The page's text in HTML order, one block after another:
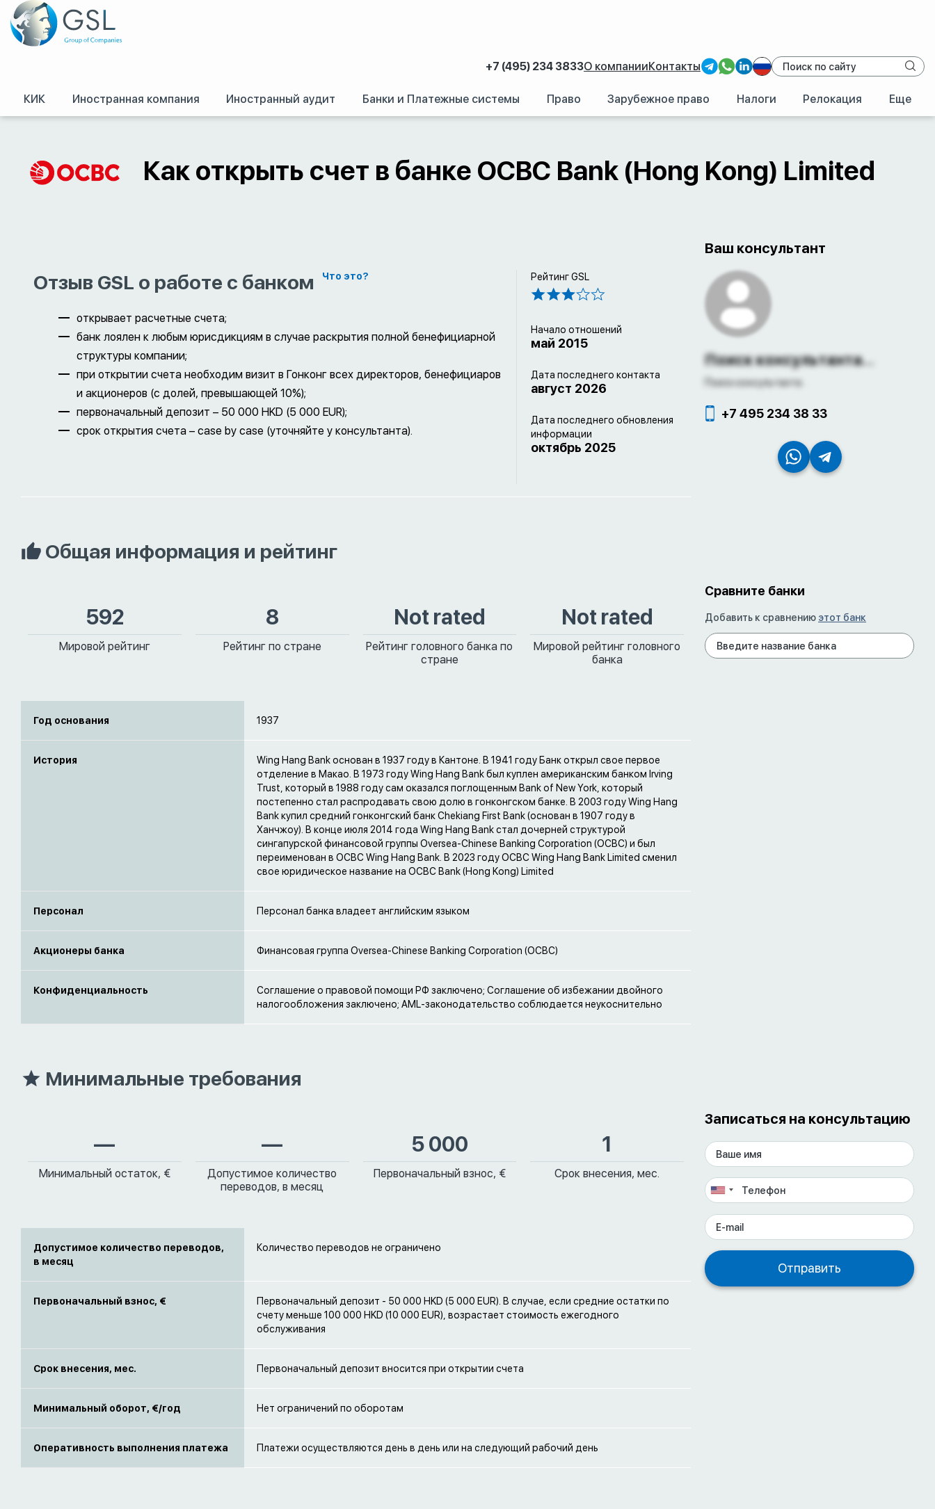
+7 (495) 234 3833О компанииКонтакты
КИК Иностранная компания Иностранный аудит Банки и Платежные системы Право Зарубежное право Налоги Релокация Еще
GSL/Оффшоры и международное право. Регистрация оффшорных компаний. Счет в иностранном банке: Как открыть банковский счет за рубежом/Гонконг/OCBC Bank (Hong Kong) Limited
Как открыть счет в банке OCBC Bank (Hong Kong) Limited
Отзыв GSL о работе с банком Что это?
открывает расчетные счета;
банк лоялен к любым юрисдикциям в случае раскрытия полной бенефициарной
структуры компании;
при открытии счета необходим визит в Гонконг всех директоров, бенефициаров
и акционеров (с долей, превышающей 10%);
первоначальный депозит – 50 000 HKD (5 000 EUR);
срок открытия счета – case by case (уточняйте у консультанта).
Рейтинг GSL
Начало отношений
май 2015
Дата последнего контакта
август 2026
Дата последнего обновления
информации
октябрь 2025
Ваш консультант
Поиск консультанта...
Поиск консультанта...
+7 495 234 38 33
Общая информация и рейтинг
592
Мировой рейтинг
8
Рейтинг по стране
Not rated
Рейтинг головного банка по
стране
Not rated
Мировой рейтинг головного
банка
Год основания 1937
История
Wing Hang Bank основан в 1937 году в Кантоне. В 1941 году Банк открыл свое первое
отделение в Макао. В 1973 году Wing Hang Bank был куплен американским банком Irving
Trust, который в 1988 году сам оказался поглощенным Bank of New York, который
постепенно стал распродавать свою долю в гонконгском банке. В 2003 году Wing Hang
Bank купил средний гонконгский банк Chekiang First Bank (основан в 1907 году в
Ханчжоу). В конце июля 2014 года Wing Hang Bank стал дочерней структурой
сингапурской финансовой группы Oversea-Chinese Banking Corporation (OCBC) и был
переименован в OCBC Wing Hang Bank. В 2023 году OCBC Wing Hang Bank Limited сменил
свое юридическое название на OCBC Bank (Hong Kong) Limited
Персонал Персонал банка владеет английским языком
Акционеры банка Финансовая группа Oversea-Chinese Banking Corporation (OCBC)
Конфиденциальность
Соглашение о правовой помощи РФ заключено; Соглашение об избежании двойного
налогообложения заключено; AML-законодательство соблюдается неукоснительно
Сравните банки
Добавить к сравнению этот банк
Минимальные требования
—
Минимальный остаток, €
—
Допустимое количество
переводов, в месяц
5 000
Первоначальный взнос, €
1
Срок внесения, мес.
Допустимое количество переводов,
в месяц
Количество переводов не ограничено
Первоначальный взнос, €
Первоначальный депозит - 50 000 HKD (5 000 EUR). В случае, если средние остатки по
счету меньше 100 000 HKD (10 000 EUR), возрастает стоимость ежегодного
обслуживания
Срок внесения, мес. Первоначальный депозит вносится при открытии счета
Минимальный оборот, €/год Нет ограничений по оборотам
Оперативность выполнения платежа Платежи осуществляются день в день или на следующий рабочий день
Записаться на консультацию